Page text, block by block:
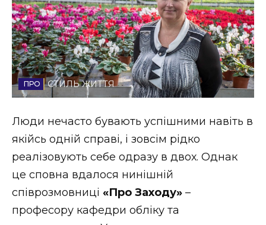
Спорт
Стиль життя
Втрачений Ужгород
Втрачений Ужгород (відеоверсія)
ЗАКАРПАТСЬКІ НОВИНИ
НОВИНИ ЗАХІДНОЇ УКРАЇНИ
СТИЛЬ ЖИТТЯ
Люди нечасто бувають успішними навіть в
якійсь одній справі, і зовсім рідко
реалізовують себе одразу в двох. Однак
це сповна вдалося нинішній
співрозмовниці «Про Заходу» –
професору кафедри обліку та